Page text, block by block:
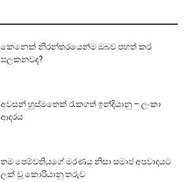
කෙනෙක් නිරන්තරයෙන්ම ඔබව පහත් කර
සලකනවද?
අවසන් හුස්මතෙක් රැකගත් ඉන්දියානු – ලංකා
ආදරය
තම පෙම්වතියගේ මරණය නිසා සමාජ අපවාදයට
ලක් වූ කොරියානු තරුව